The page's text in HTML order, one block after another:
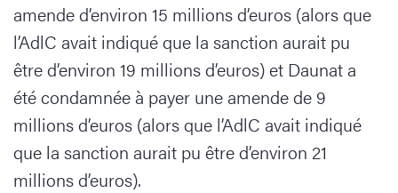
amende d’environ 15 millions d’euros (alors que
l’AdlC avait indiqué que la sanction aurait pu
être d’environ 19 millions d’euros) et Daunat a
été condamnée à payer une amende de 9
millions d’euros (alors que l’AdlC avait indiqué
que la sanction aurait pu être d’environ 21
millions d’euros).